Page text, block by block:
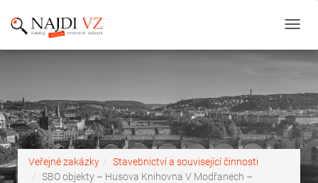
Veřejné zakázky
Stavebnictví a související činnosti
SBO objekty – Husova Knihovna V Modřanech –